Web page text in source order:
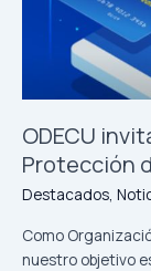
ODECU
Protección
Destacados,
Como
nuestro objetivo
Protección
Personales